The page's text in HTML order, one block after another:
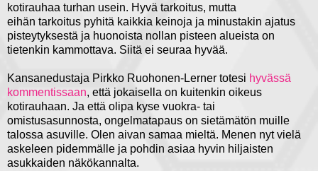
kotirauhaa turhan usein. Hyvä tarkoitus, mutta
eihän tarkoitus pyhitä kaikkia keinoja ja minustakin ajatus
pisteytyksestä ja huonoista nollan pisteen alueista on
tietenkin kammottava. Siitä ei seuraa hyvää.
Kansanedustaja Pirkko Ruohonen-Lerner totesi hyvässä
kommentissaan, että jokaisella on kuitenkin oikeus
kotirauhaan. Ja että olipa kyse vuokra- tai
omistusasunnosta, ongelmatapaus on sietämätön muille
talossa asuville. Olen aivan samaa mieltä. Menen nyt vielä
askeleen pidemmälle ja pohdin asiaa hyvin hiljaisten
asukkaiden näkökannalta.